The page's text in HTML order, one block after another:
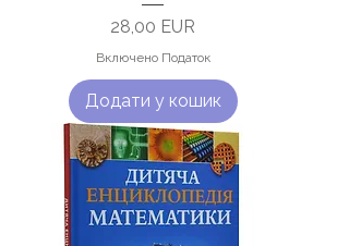
Ціна
28,00 EUR
Включено Податок
Додати у кошик